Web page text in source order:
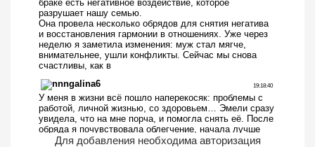
Для добавления необходима авторизация